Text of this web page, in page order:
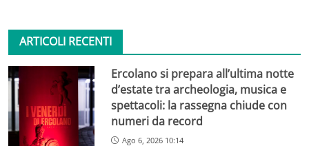
ARTICOLI RECENTI
Ercolano si prepara all’ultima notte
d’estate tra archeologia, musica e
spettacoli: la rassegna chiude con
numeri da record
Ago 6, 2026 10:14